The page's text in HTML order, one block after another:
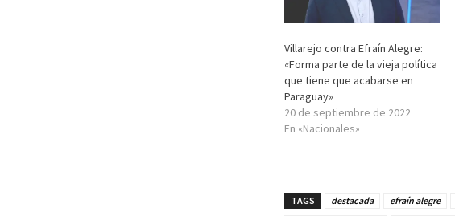
Villarejo contra Efraín Alegre:
«Forma parte de la vieja política
que tiene que acabarse en
Paraguay»
20 de septiembre de 2022
En «Nacionales»
TAGS destacada efraín alegre